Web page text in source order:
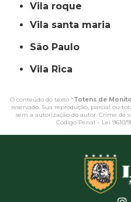
vila roque
vila santa maria
São Paulo
Vila Rica
O conteúdo do texto "Totens de
reservado. Sua reprodução, parcial ou
sem a autorização do autor. Crime de
Código Penal – Lei 9610/